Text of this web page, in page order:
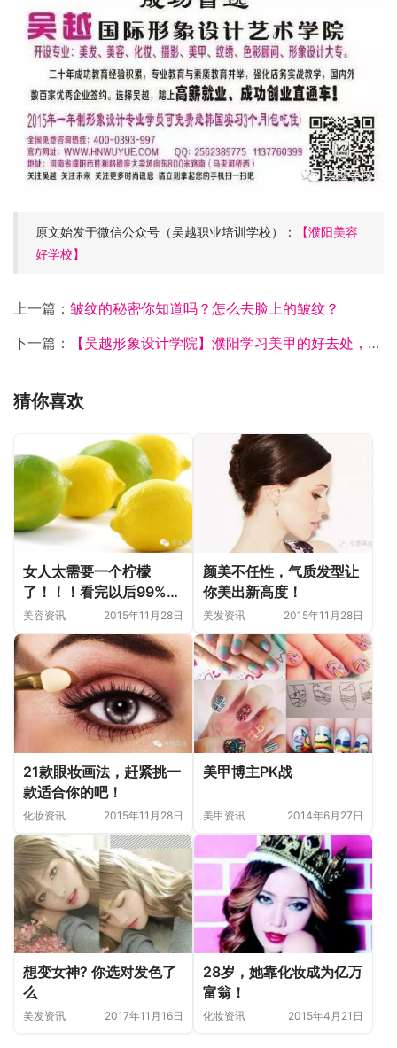
原文始发于微信公众号（吴越职业培训学校）：
【濮阳美容
好学校】
上一篇： 皱纹的秘密你知道吗？怎么去脸上的皱纹？
下一篇：
【吴越形象设计学院】濮阳学习美甲的好去处，你还等什么？快来报名吧
猜你喜欢
女人太需要一个柠檬
了！！！看完以后99%的
人都买柠檬去了！
美容资讯 2015年11月28日
颜美不任性，气质发型让
你美出新高度！
美发资讯 2015年11月28日
21款眼妆画法，赶紧挑一
款适合你的吧！
化妆资讯 2015年11月28日
美甲博主PK战
美甲资讯 2014年6月27日
想变女神? 你选对发色了
么
美发资讯 2017年11月16日
28岁，她靠化妆成为亿万
富翁！
化妆资讯 2015年4月21日